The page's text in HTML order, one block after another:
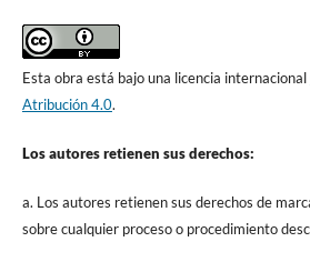
Esta obra está bajo una licencia internacional
Atribución 4.0.
Los autores retienen sus derechos:
a. Los autores retienen sus derechos de
sobre cualquier proceso o procedimiento